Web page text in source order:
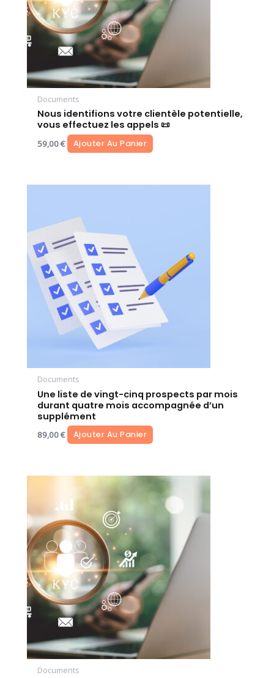
Documents
Nous identifions votre clientèle potentielle,
vous effectuez les appels 📜
59,00€ Ajouter Au Panier
Documents
Une liste de vingt-cinq prospects par mois
durant quatre mois accompagnée d’un
supplément
89,00€ Ajouter Au Panier
Documents